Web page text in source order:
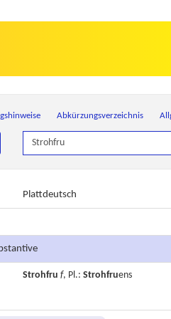
Abkürzungsverzeichnis
Plattdeutsch
Strohfru f, Pl.: Strohfruens